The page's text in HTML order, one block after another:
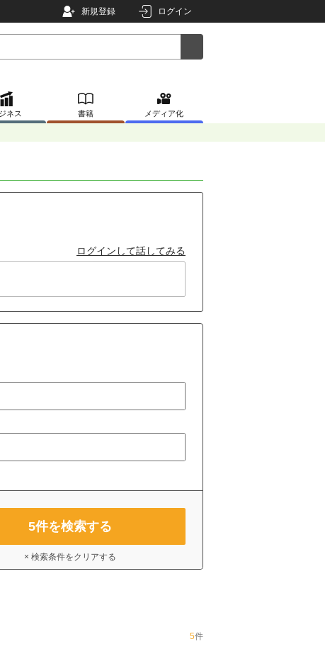
新規登録 ログイン
ネス 書籍 メディア化
ログインして話してみる
5件を検索する
× 検索条件をクリアする
5件